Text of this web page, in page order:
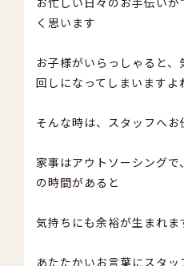
く思います
お子様がいらっしゃると
回しになってしまいますよ
そんな時は、スタッフへお
家事はアウトソーシング
の時間があると
気持ちにも余裕が生まれま
あたたかいお言葉にスタ